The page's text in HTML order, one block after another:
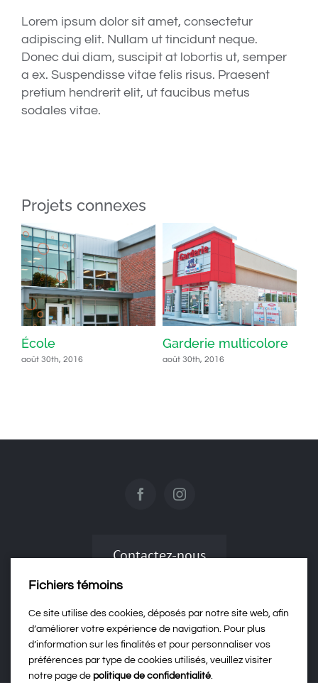
Lorem ipsum dolor sit amet, consectetur
adipiscing elit. Nullam ut tincidunt neque.
Donec dui diam, suscipit at lobortis ut, semper
a ex. Suspendisse vitae felis risus. Praesent
pretium hendrerit elit, ut faucibus metus
sodales vitae.
Projets connexes
École
août 30th, 2016
Garderie multicolore
août 30th, 2016
Contactez-nous
Politique de confidentialité
Fichiers témoins
Ce site utilise des cookies, déposés par notre site web, afin
d’améliorer votre expérience de navigation. Pour plus
d’information sur les finalités et pour personnaliser vos
préférences par type de cookies utilisés, veuillez visiter
notre page de politique de confidentialité.